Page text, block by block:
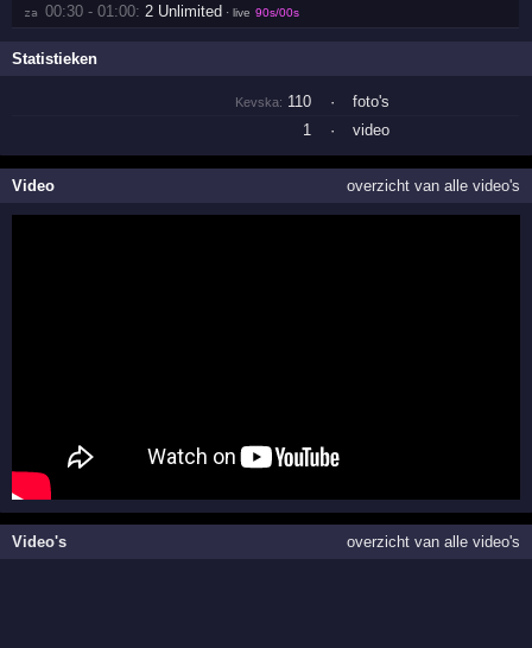
za 00:30 - 01:00: 2 Unlimited · live 90s/00s
Statistieken
Kevska: 110 ·
foto's
1
· video
Video overzicht van alle video's
Video's overzicht van alle video's